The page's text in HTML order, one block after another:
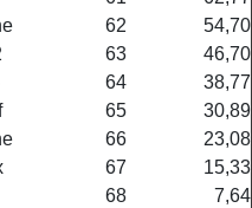
62
54,70
63
46,70
64
38,77
65
30,89
66
23,08
67
15,33
68 7,64